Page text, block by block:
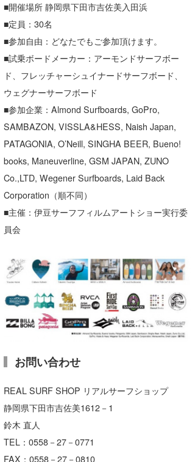
■開催場所 静岡県下田市吉佐美入田浜
■定員：30名
■参加自由：どなたでもご参加頂けます。
■試乗ボードメーカー：アーモンドサーフボー
ド、フレッチャーシュイナードサーフボード、
ウェグナーサーフボード
■参加企業：Almond Surfboards, GoPro,
SAMBAZON, VISSLA&HESS, Naish Japan,
PATAGONIA, O’Neill, SINGHA BEER, Bueno!
books, Maneuverline, GSM JAPAN, ZUNO
Co.,LTD, Wegener Surfboards, Laid Back
Corporation（順不同）
■主催：伊豆サーフフィルムアートショー実行委
員会
お問い合わせ
REAL SURF SHOP リアルサーフショップ
静岡県下田市吉佐美1612－1
鈴木 直人
TEL：0558－27－0771
FAX：0558－27－0810